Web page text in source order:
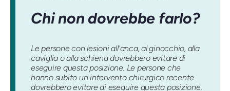
Chi non dovrebbe farlo?
Le persone con lesioni all'anca, al ginocchio, alla
caviglia o alla schiena dovrebbero evitare di
eseguire questa posizione. Le persone che
hanno subito un intervento chirurgico recente
dovrebbero evitare di eseguire questa posizione.